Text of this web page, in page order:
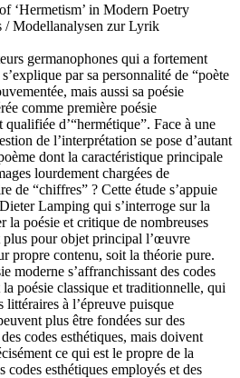
‘Hermetism’ in Modern Poetry
/ Modellanalysen zur Lyrik
germanophones qui a fortement
par sa personnalité de “poète
mais aussi sa poésie
comme première poésie
qualifiée d’“hermétique”. Face à une
de l’interprétation se pose d’autant
dont la caractéristique principale
lourdement chargées de
de “chiffres” ? Cette étude s’appuie
Lamping qui s’interroge sur la
la poésie et critique de nombreuses
plus pour objet principal l’œuvre
propre contenu, soit la théorie pure.
moderne s’affranchissant des codes
poésie classique et traditionnelle, qui
littéraires à l’épreuve puisque
plus être fondées sur des
codes esthétiques, mais doivent
ce qui est le propre de la
codes esthétiques employés et des